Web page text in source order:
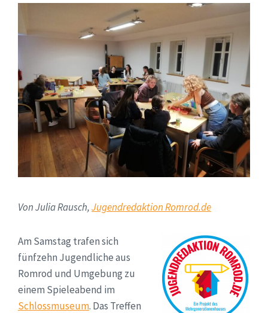
Von Julia Rausch,Jugendredaktion Romrod.de
Am Samstag trafen sich
fünfzehn Jugendliche aus
Romrod und Umgebung zu
einem Spieleabend im
Schlossmuseum. Das Treffen